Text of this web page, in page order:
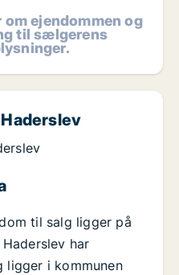
om ejendommen og
til sælgerens
til salg ligger på
har
ligger i kommunen